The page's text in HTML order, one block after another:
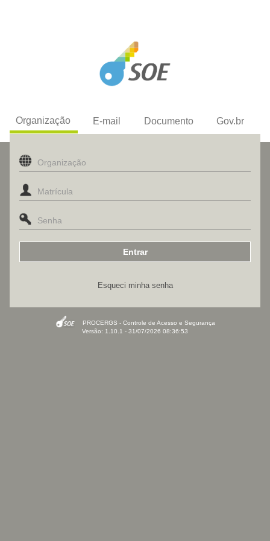
Organização E-mail Documento Gov.br
Esqueci minha senha
PROCERGS - Controle de Acesso e Segurança
Versão: 1.10.1 - 31/07/2026 08:36:53